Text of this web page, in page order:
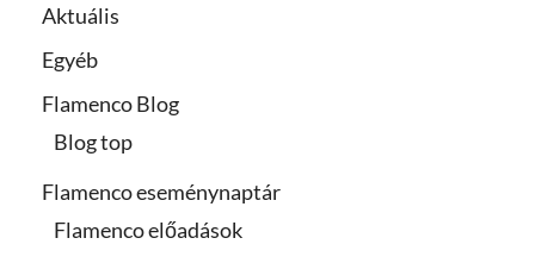
Aktuális
Egyéb
Flamenco Blog
Blog top
Flamenco eseménynaptár
Flamenco előadások